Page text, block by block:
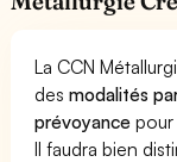
La CCN
desmodalités
prévoyance pour
Il faudra bien